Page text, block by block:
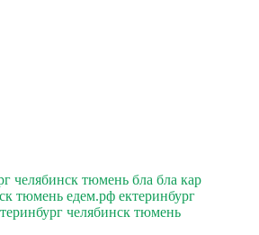
челябинск тюмень бла бла кар
тюмень едем.рф ектеринбург
челябинск тюмень